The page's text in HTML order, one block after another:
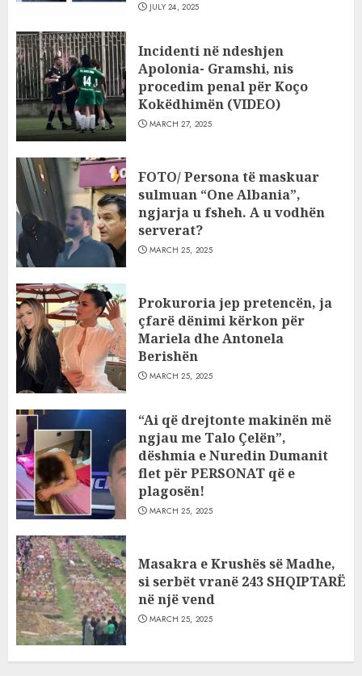
JULY 24, 2025
Incidenti në ndeshjen
Apolonia- Gramshi, nis
procedim penal për Koço
Kokëdhimën (VIDEO)
MARCH 27, 2025
FOTO/ Persona të maskuar
sulmuan “One Albania”,
ngjarja u fsheh. A u vodhën
serverat?
MARCH 25, 2025
Prokuroria jep pretencën, ja
çfarë dënimi kërkon për
Mariela dhe Antonela
Berishën
MARCH 25, 2025
“Ai që drejtonte makinën më
ngjau me Talo Çelën”,
dëshmia e Nuredin Dumanit
flet për PERSONAT që e
plagosën!
MARCH 25, 2025
Masakra e Krushës së Madhe,
si serbët vranë 243 SHQIPTARË
në një vend
MARCH 25, 2025